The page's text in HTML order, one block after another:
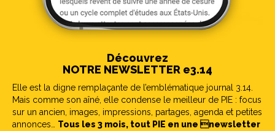
Découvrez
NOTRE NEWSLETTER e3.14
Elle est la digne remplaçante de l’emblématique journal 3.14.
Mais comme son aîné, elle condense le meilleur de PIE : focus
sur un ancien, images, impressions, partages, agenda et petites
annonces… Tous les 3 mois, tout PIE en une newsletter